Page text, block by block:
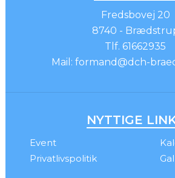
Fredsbovej 20
8740 -
Tlf. 61662935
Mail: formand@dch-
NYTTIGE
Event
Privatlivspolitik